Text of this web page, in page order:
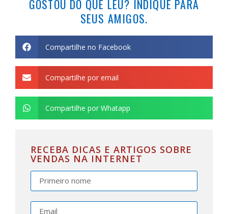
GOSTOU DO QUE LEU? INDIQUE PARA
SEUS AMIGOS.
Compartilhe no Facebook
Compartilhe por email
Compartilhe por Whatapp
RECEBA DICAS E ARTIGOS SOBRE
VENDAS NA INTERNET